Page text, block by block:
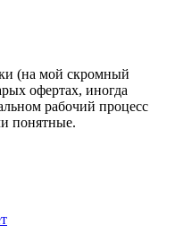
(на мой скромный
офертах, иногда
рабочий процесс
понятные.